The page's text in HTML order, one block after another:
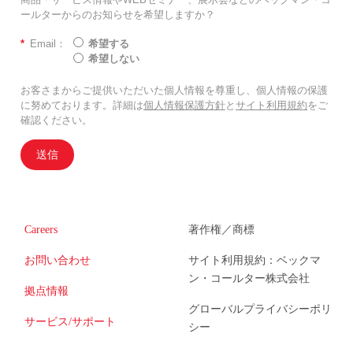
ールターからのお知らせを希望しますか？
* Email：
希望する
希望しない
お客さまからご提供いただいた個人情報を尊重し、個人情報の保護
に努めております。詳細は個人情報保護方針と サイト利用規約をご
確認ください。
送信
Careers
お問い合わせ
拠点情報
サービス/サポート
著作権／商標
サイト利用規約：ベックマ
ン・コールター株式会社
グローバルプライバシーポリ
シー